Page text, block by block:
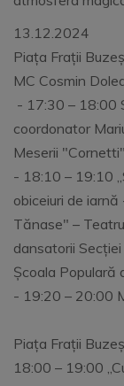
13.12.2024
Piața Frații
MC Cosmin
- 17:30 – 18:00
coordonator
Meserii "Cornetti"
- 18:10 – 19:10
obiceiuri de
Tănase" –
dansatorii
Școala Populară
- 19:20 – 20:00
Piața Frații
18:00 – 19:00